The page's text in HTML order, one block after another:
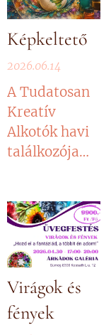
Képkeltető
2026.06.14
A Tudatosan
Kreatív
Alkotók havi
találkozója…
Virágok és
fények